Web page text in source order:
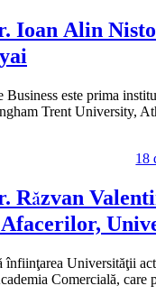
Ioan Alin
este prima
Trent University,
18
Răzvan
înfiinţarea Universităţii
Comercială,